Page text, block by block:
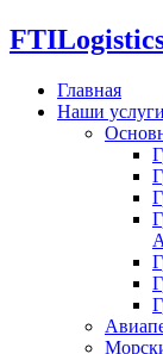
FTI
Главная
Наши услуги